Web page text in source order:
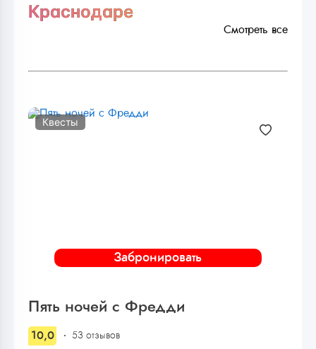
Краснодаре
Смотреть все
Забронировать
Квесты
Пять ночей с Фредди
10,0 53 отзывов